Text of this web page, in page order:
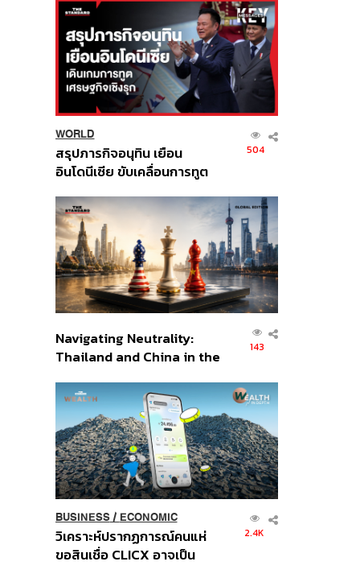
WORLD
สรุปภารกิจอนุทิน เยือน
อินโดนีเซีย ขับเคลื่อนการทูต
ส่วนยุทธศาสตร์ไทย –
อินโดนีเซีย
504
Navigating Neutrality:
Thailand and China in the
Order
143
BUSINESS/ ECONOMIC
วิเคราะห์ปรากฏการณ์คนแห่
ขอสินเชื่อ CLICX อาจเป็น
2.4K